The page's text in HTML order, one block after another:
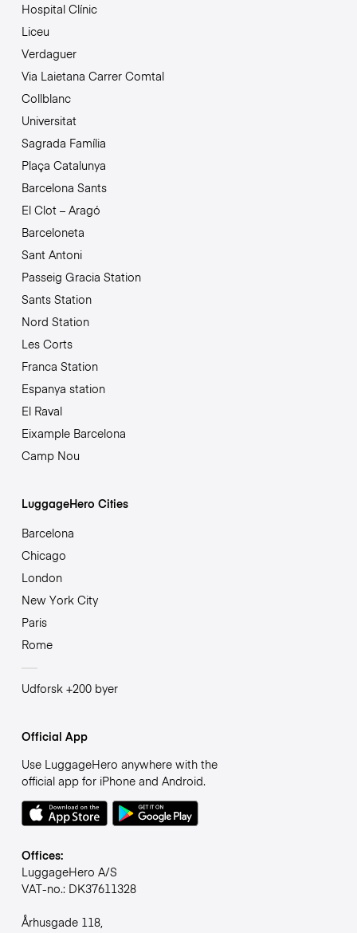
Hospital Clínic
Liceu
Verdaguer
Via Laietana Carrer Comtal
Collblanc
Universitat
Sagrada Família
Plaça Catalunya
Barcelona Sants
El Clot – Aragó
Barceloneta
Sant Antoni
Passeig Gracia Station
Sants Station
Nord Station
Les Corts
Franca Station
Espanya station
El Raval
Eixample Barcelona
Camp Nou
LuggageHero Cities
Barcelona
Chicago
London
New York City
Paris
Rome
Udforsk +200 byer
Official App
Use LuggageHero anywhere with the
official app for iPhone and Android.
Offices:
LuggageHero A/S
VAT-no.: DK37611328
Århusgade 118,